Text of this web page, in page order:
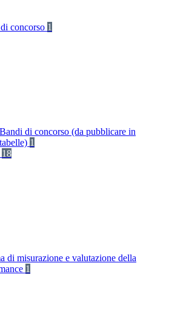
concorso 1
Bandi di concorso (da pubblicare in
tabelle) 1
18
di misurazione e valutazione della
1